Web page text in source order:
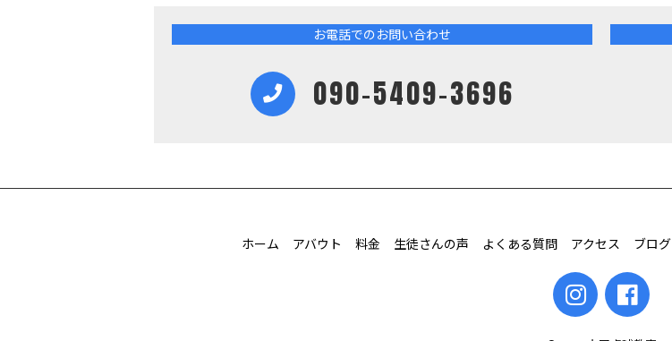
お電話でのお問い合わせ
090-5409-3696
ホーム アバウト 料金 生徒さんの声 よくある質問 アクセス ブログ